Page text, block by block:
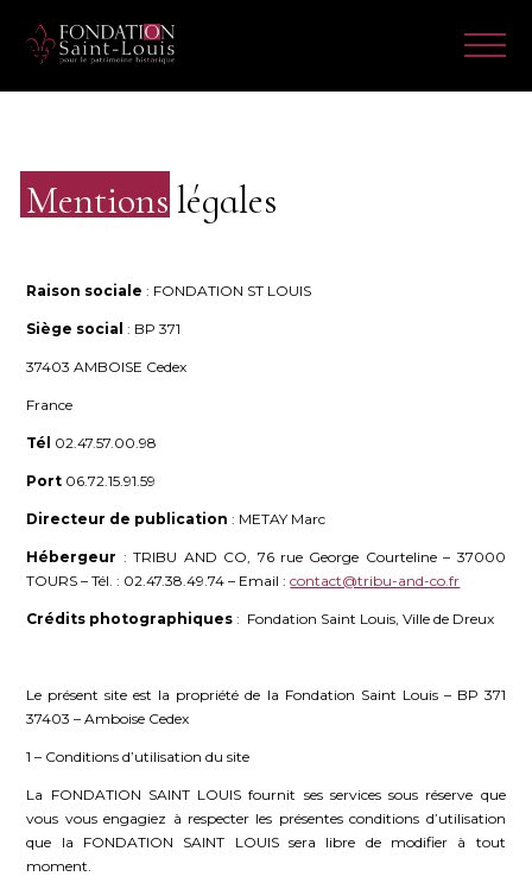
Mentions légales
Raison sociale : FONDATION ST LOUIS
Siège social : BP 371
37403 AMBOISE Cedex
France
Tél 02.47.57.00.98
Port 06.72.15.91.59
Directeur de publication : METAY Marc
Hébergeur : TRIBU AND CO, 76 rue George Courteline – 37000
TOURS – Tél. : 02.47.38.49.74 – Email :contact@tribu-and-co.fr
Crédits photographiques : Fondation Saint Louis, Ville de Dreux
Le présent site est la propriété de la Fondation Saint Louis – BP 371
37403 – Amboise Cedex
1 – Conditions d’utilisation du site
La FONDATION SAINT LOUIS fournit ses services sous réserve que
vous vous engagiez à respecter les présentes conditions d’utilisation
que la FONDATION SAINT LOUIS sera libre de modifier à tout
moment.